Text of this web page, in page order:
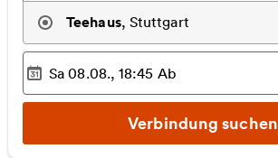
Teehaus, Stuttgart
Ausgewählter Zeitpunkt
Sa 08.08., 18:45 Ab
Verbindung suchen